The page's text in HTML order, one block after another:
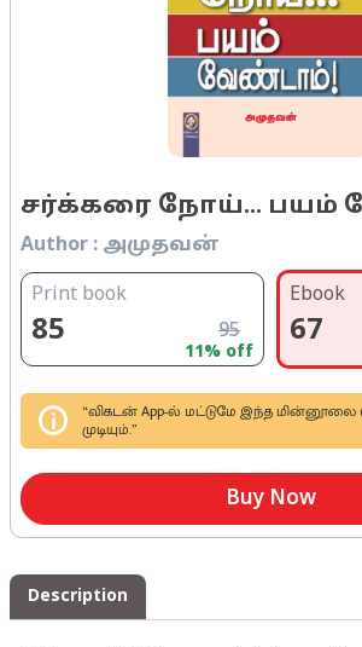
சர்க்கரை நோய்... பயம்
Author : அமுதவன்
Print book
85 95
11% off
Ebook
67
“விகடன் App-ல் மட்டுமே இந்த மின்னூலை
முடியும்.”
Buy Now
Description